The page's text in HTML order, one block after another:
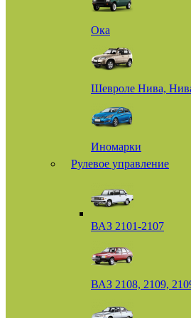
Ока
Шевроле Нива,
Иномарки
Рулевое управление
ВАЗ 2101-2107
ВАЗ 2108, 2109,